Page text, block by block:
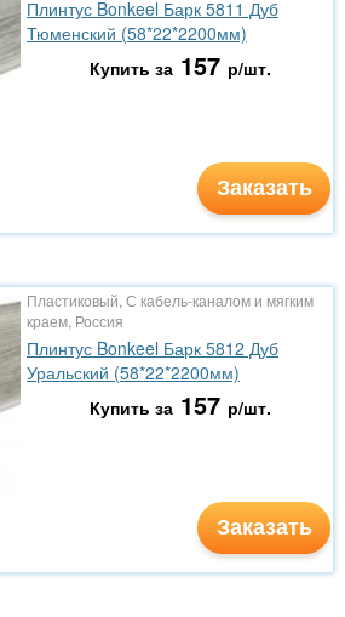
Плинтус Bonkeel Барк 5811 Дуб
Тюменский (58*22*2200мм)
Купить за 157 р/шт.
Заказать
Пластиковый, С кабель-каналом и мягким
краем, Россия
Плинтус Bonkeel Барк 5812 Дуб
Уральский (58*22*2200мм)
Купить за 157 р/шт.
Заказать